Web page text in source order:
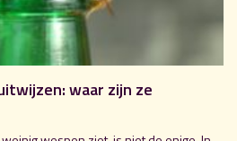
waar zijn ze